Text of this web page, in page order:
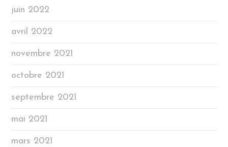
juin 2022
avril 2022
novembre 2021
octobre 2021
septembre 2021
mai 2021
mars 2021